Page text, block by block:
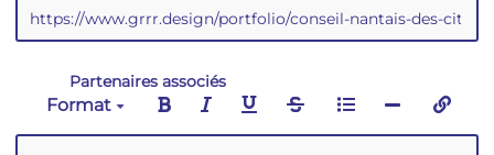
Partenaires associés
Format